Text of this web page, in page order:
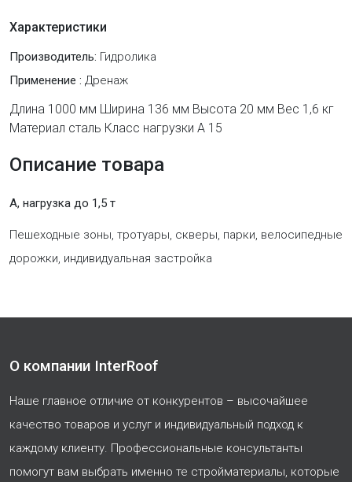
Характеристики
Производитель: Гидролика
Применение : Дренаж
Длина 1000 мм Ширина 136 мм Высота 20 мм Вес 1,6 кг
Материал сталь Класс нагрузки А 15
Описание товара
A, нагрузка до 1,5 т
Пешеходные зоны, тротуары, скверы, парки, велосипедные
дорожки, индивидуальная застройка
О компании InterRoof
Наше главное отличие от конкурентов – высочайшее
качество товаров и услуг и индивидуальный подход к
каждому клиенту. Профессиональные консультанты
помогут вам выбрать именно те стройматериалы, которые